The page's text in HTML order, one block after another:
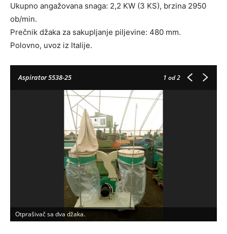
Ukupno angažovana snaga: 2,2 KW (3 KS), brzina 2950
ob/min.
Prečnik džaka za sakupljanje piljevine: 480 mm.
Polovno, uvoz iz Italije.
Aspirator 5538-25 1 od 2
Otprašivač sa dva džaka.